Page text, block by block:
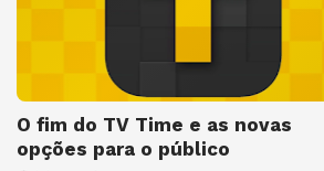
O fim do TV Time e as novas
opções para o público